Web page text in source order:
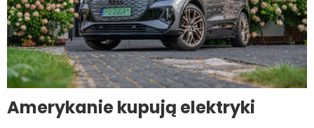
Amerykanie kupują elektryki